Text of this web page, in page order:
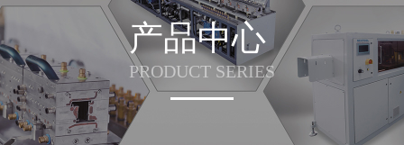
产品中心
PRODUCT SERIES